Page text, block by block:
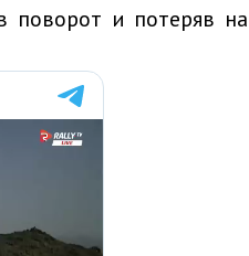
поворот и потеряв на